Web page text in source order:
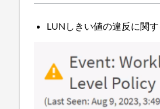
LUNしきい値の違反に関